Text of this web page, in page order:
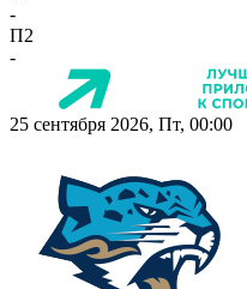
-
П2
-
25 сентября 2026, Пт, 00:00